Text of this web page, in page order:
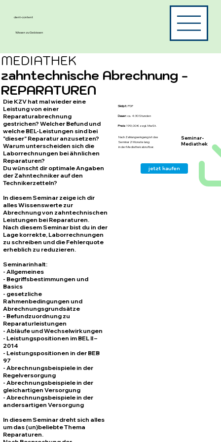
dent-content
Wissen zu Gebissen
Die KZV hat mal wieder eine
Leistung von einer
Reparaturabrechnung
gestrichen? Welcher Befund und
welche BEL-Leistungen sind bei
"dieser" Reparatur anzusetzen?
Warum unterscheiden sich die
Laborrechnungen bei ähnlichen
Reparaturen?
Du wünscht dir optimale Angaben
der Zahntechniker auf den
Technikerzetteln?
In diesem Seminar zeige ich dir
alles Wissenswerte zur
Abrechnung von zahntechnischen
Leistungen bei Reparaturen.
Nach diesem Seminar bist du in der
Lage korrekte, Laborrechnungen
zu schreiben und die Fehlerquote
erheblich zu reduzieren.
Seminarinhalt:
- Allgemeines
- Begriffsbestimmungen und
Basics
- gesetzliche
Rahmenbedingungen und
Abrechnungsgrundsätze
- Befundzuordnung zu
Reparaturleistungen
- Abläufe und Wechselwirkungen
- Leistungspositionen im BEL II –
2014
- Leistungspositionen in der BEB
97
- Abrechnungsbeispiele in der
Regelversorgung
- Abrechnungsbeispiele in der
gleichartigen Versorgung
- Abrechnungsbeispiele in der
andersartigen Versorgung
In diesem Seminar dreht sich alles
um das (un)beliebte Thema
Reparaturen.
Skript:PDF
Dauer:ca. 4:30 Stunden
Preis:199,00 € zzgl. MwSt.
Nach Zahlungseingang ist das
Seminar 2 Monate lang
in der Mediathek abrufbar.
Seminar-
Mediathek
jetzt kaufen
MEDIATHEK
zahntechnische Abrechnung -
REPARATUREN